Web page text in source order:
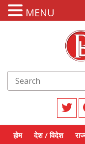
होम देश / विदेश
MENU